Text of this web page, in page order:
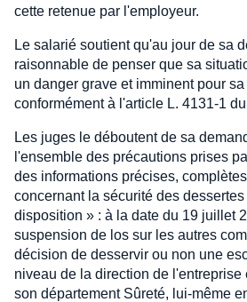
cette retenue par l'employeur.
Le salarié soutient qu'au jour de sa
raisonnable de penser que sa
un danger grave et imminent pour
conformément à l'article L. 4131-1
Les juges le déboutent de sa
l'ensemble des précautions prises
des informations précises,
concernant la sécurité des
disposition » : à la date du 19 juillet
suspension de los sur les autres
décision de desservir ou non une
niveau de la direction de l'entreprise
son département Sûreté, lui-même